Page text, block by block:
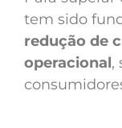
tem sido
redução de
operacional,